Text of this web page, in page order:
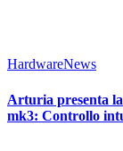
HardwareNews
Arturia presenta
mk3: Controllo